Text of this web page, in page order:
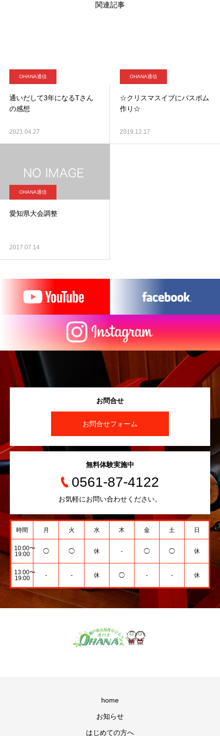
関連記事
OHANA通信
通いだして3年になるTさん
の感想
2021.04.27
OHANA通信
☆クリスマスイブにバスボム
作り☆
2019.12.17
OHANA通信
愛知県大会調整
2017.07.14
お問合せ
お問合せフォーム
無料体験実施中
0561-87-4122
お気軽にお問い合わせください。
時間 月 火 水 木 金 土 日
10:00〜
19:00
◯ ◯ 休 - ◯ ◯ 休
13:00〜
19:00
- - 休 ◯ - - 休
home
お知らせ
はじめての方へ